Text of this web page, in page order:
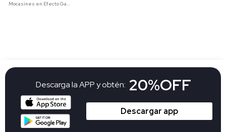
Mocasines en Efecto Gamuzado Para Mujer
Descarga la APP y obtén: 20%OFF
Descargar app